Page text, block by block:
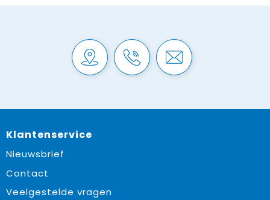
Klantenservice
Nieuwsbrief
Contact
Veelgestelde vragen